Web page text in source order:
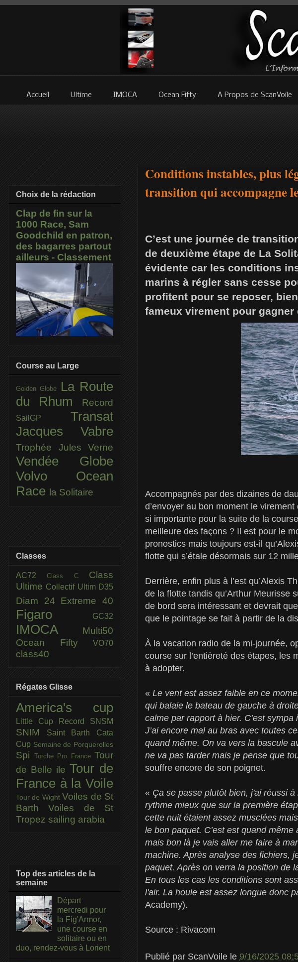
Accueil Ultime IMOCA Ocean Fifty A Propos de ScanVoile
Conditions instables, plus
transition qui accompagne
C’est une journée de
de deuxième étape de La
évidente car les conditions
marins à régler sans cesse
profitent pour se reposer,
fameux virement pour gagner
Accompagnés par des dizaines de
d’envoyer au bon moment le
si importante pour la suite de la
meilleure des façons ? Il est pour le
pronostics mais toujours est-il
flotte qui s’étale désormais sur 12
Derrière, enfin plus à l’est qu’Alexis
de la flotte tandis qu’Arthur Meurisse
de bord sera intéressant et devrait
que le pointage se fait à partir de la
À la vacation radio de la mi-journée,
course sur l’entièreté des étapes, les
à adopter.
« Le vent est assez faible en ce
qui balaie le bateau de gauche à
calme par rapport à hier. C’est
J’ai encore mal au bras avec toutes
quand même. On va vers la bascule
ne va pas tarder mais je pense que
souffre encore de son poignet.
« Ça se passe plutôt bien, j'ai réussi
rythme mieux que sur la première
cette nuit étaient assez musclées
le bon paquet. C’est est quand
mais bon là je vais aller me faire à
machine. Après analyse des fichiers,
paquet. Après on verra la position de
En tous les cas les conditions sont
l'air. La houle est assez longue donc
Academy).
Source : Rivacom
Publié par ScanVoile le 9/16/2025
Choix de la rédaction
Clap de fin sur la
1000 Race, Sam
Goodchild en patron,
des bagarres partout
ailleurs - Classement
Course au Large
Golden Globe
La Route
du Rhum
Record
SailGP Transat
Jacques Vabre
Trophée Jules Verne
Vendée Globe
Volvo Ocean
Race la Solitaire
Classes
AC72Class C Class
Ultime Collectif Ultim D35
Diam 24 Extreme 40
Figaro GC32
IMOCA
Multi50
Ocean Fifty
VO70
class40
Régates Glisse
America's cup
Little Cup Record SNSM
SNIM
Saint Barth Cata
Cup Semaine de Porquerolles
Spi Torche Pro France Tour
de Belle ile Tour de
France à la Voile
Tour de Wight Voiles de St
BarthVoiles de St
Tropez sailing arabia
Top des articles de la
semaine
Départ
mercredi pour
la Fig'Armor,
une course en
solitaire ou en
duo, rendez-vous à Lorient